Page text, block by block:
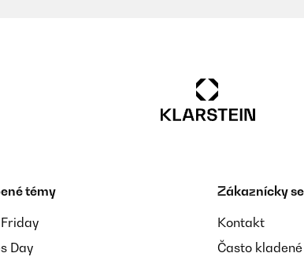
die Größe super. Auch die Trennung der
werden.Dicht sind sie bislang auchKlare
témy
Day
Zákaznícky
Kontakt
Často